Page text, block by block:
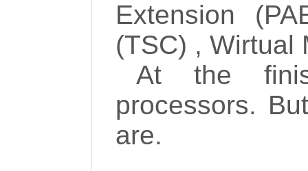
Extension
(TSC) , Wirtual
At the
processors.
are.